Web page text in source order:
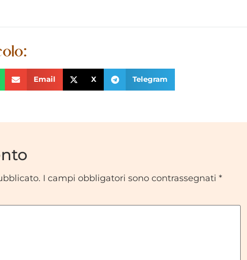
Email X Telegram
I campi obbligatori sono contrassegnati *